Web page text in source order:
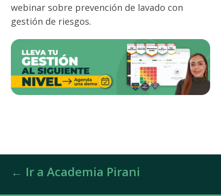
webinar sobre prevención de lavado con
gestión de riesgos.
← Ir a Academia Pirani